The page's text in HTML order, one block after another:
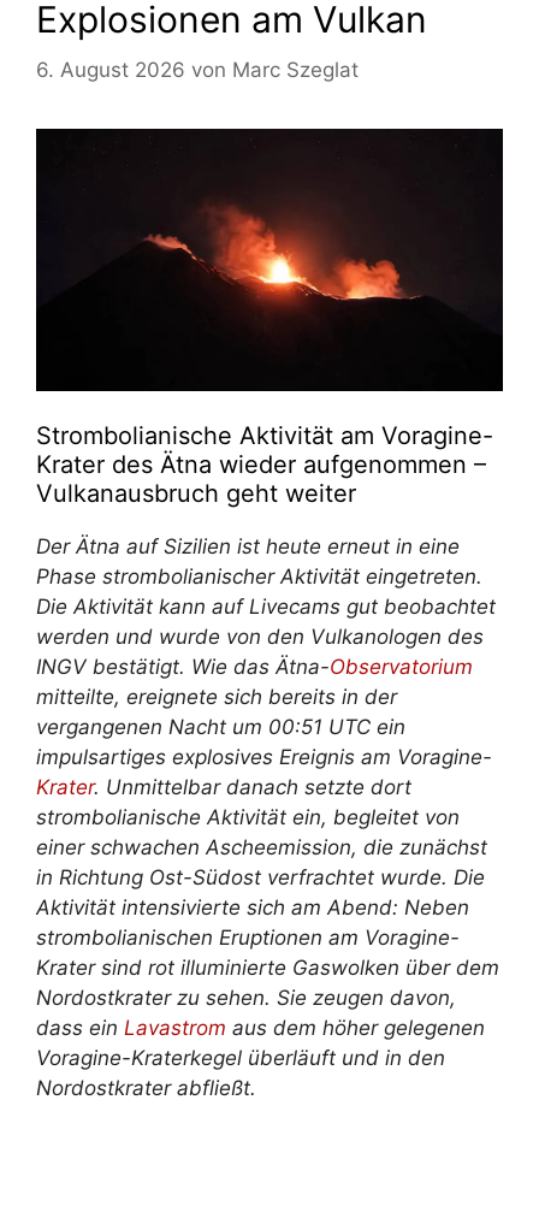
Explosionen am Vulkan
6. August 2026 von Marc Szeglat
Strombolianische Aktivität am Voragine-
Krater des Ätna wieder aufgenommen –
Vulkanausbruch geht weiter
Der Ätna auf Sizilien ist heute erneut in eine
Phase strombolianischer Aktivität eingetreten.
Die Aktivität kann auf Livecams gut beobachtet
werden und wurde von den Vulkanologen des
INGV bestätigt. Wie das Ätna-Observatorium
mitteilte, ereignete sich bereits in der
vergangenen Nacht um 00:51 UTC ein
impulsartiges explosives Ereignis am Voragine-
Krater. Unmittelbar danach setzte dort
strombolianische Aktivität ein, begleitet von
einer schwachen Ascheemission, die zunächst
in Richtung Ost-Südost verfrachtet wurde. Die
Aktivität intensivierte sich am Abend: Neben
strombolianischen Eruptionen am Voragine-
Krater sind rot illuminierte Gaswolken über dem
Nordostkrater zu sehen. Sie zeugen davon,
dass ein Lavastrom aus dem höher gelegenen
Voragine-Kraterkegel überläuft und in den
Nordostkrater abfließt.